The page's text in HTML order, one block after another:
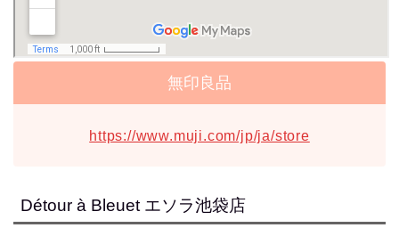
無印良品
https://www.muji.com/jp/ja/store
Détour à Bleuet エソラ池袋店